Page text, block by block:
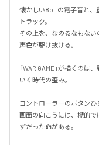
懐かしい8bitの電子音と、
トラック。
その上を、なのるなもな
声色が駆け抜ける。
「WAR GAME」が描くの
いく時代の歪み。
コントローラーのボタンひ
画面の向こうには、標的で
ずだった命がある。